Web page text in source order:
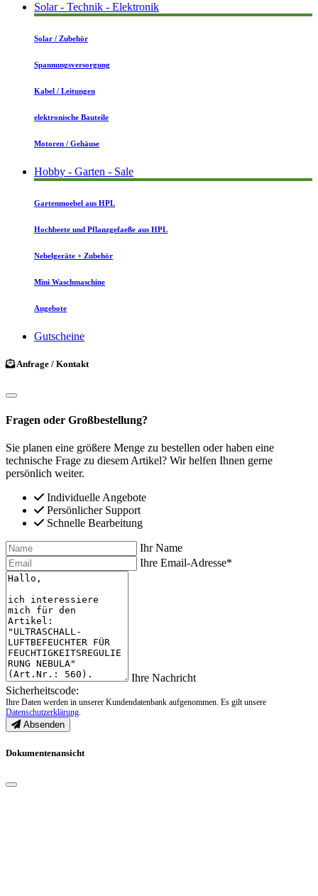
Solar - Technik - Elektronik
Solar / Zubehör
Spannungsversorgung
Kabel / Leitungen
elektronische Bauteile
Motoren / Gehäuse
Hobby - Garten - Sale
Gartenmoebel aus HPL
Hochbeete und Pflanzgefaeße aus HPL
Nebelgeräte + Zubehör
Mini Waschmaschine
Angebote
Gutscheine
Anfrage / Kontakt
Fragen oder Großbestellung?
Sie planen eine größere Menge zu bestellen oder haben eine
technische Frage zu diesem Artikel? Wir helfen Ihnen gerne
persönlich weiter.
Individuelle Angebote
Persönlicher Support
Schnelle Bearbeitung
Ihr Name
Ihre Email-Adresse*
Ihre Nachricht
Sicherheitscode:
Ihre Daten werden in unserer Kundendatenbank aufgenommen. Es gilt unsere
Datenschutzerklärung.
Absenden
Dokumentenansicht